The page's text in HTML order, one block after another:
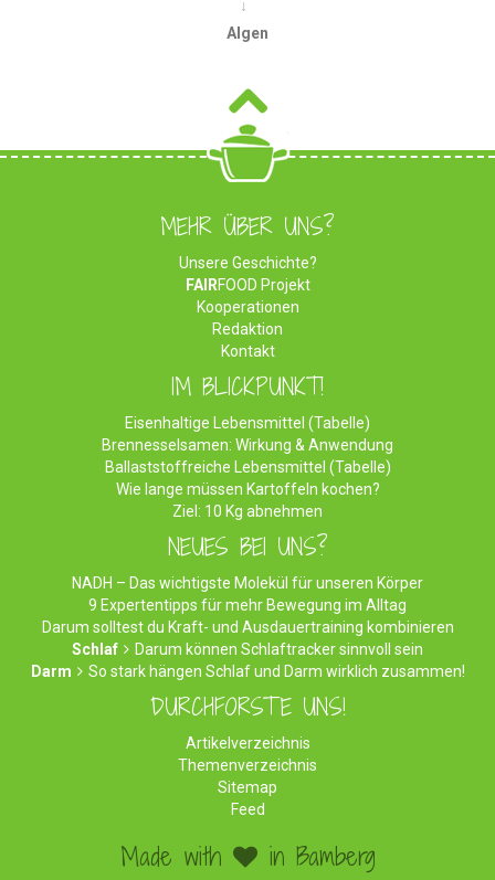
Algen
MEHR ÜBER UNS?
Unsere Geschichte?
FAIRFOOD Projekt
Kooperationen
Redaktion
Kontakt
IM BLICKPUNKT!
Eisenhaltige Lebensmittel (Tabelle)
Brennesselsamen: Wirkung & Anwendung
Ballaststoffreiche Lebensmittel (Tabelle)
Wie lange müssen Kartoffeln kochen?
Ziel: 10 Kg abnehmen
NEUES BEI UNS?
NADH – Das wichtigste Molekül für unseren Körper
9 Expertentipps für mehr Bewegung im Alltag
Darum solltest du Kraft- und Ausdauertraining kombinieren
Schlaf
Darum können Schlaftracker sinnvoll sein
Darm
So stark hängen Schlaf und Darm wirklich zusammen!
DURCHFORSTE UNS!
Artikelverzeichnis
Themenverzeichnis
Sitemap
Feed
Made with in Bamberg